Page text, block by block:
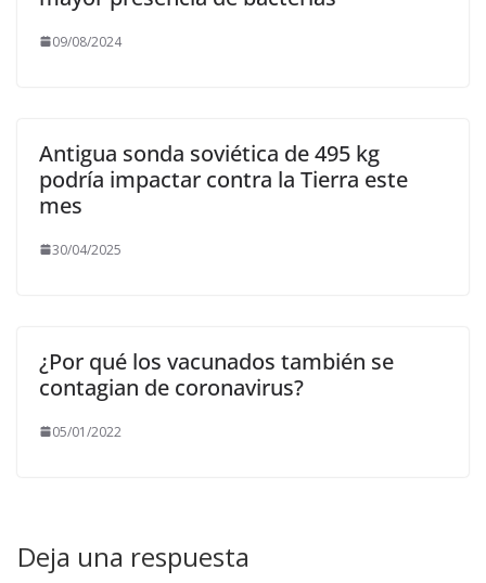
09/08/2024
Antigua sonda soviética de 495 kg
podría impactar contra la Tierra este
mes
30/04/2025
¿Por qué los vacunados también se
contagian de coronavirus?
05/01/2022
Deja una respuesta